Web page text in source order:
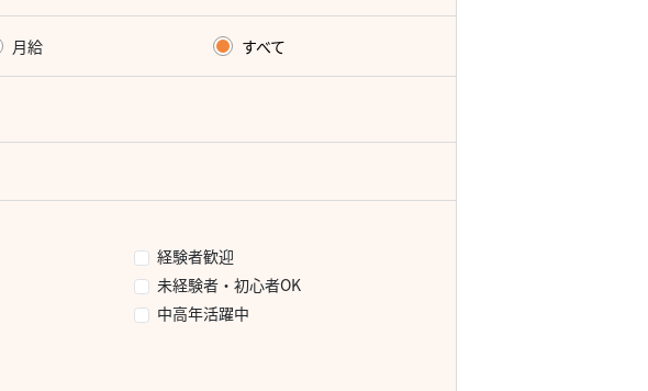
月給 すべて
経験者歓迎
未経験者・初心者OK
中高年活躍中